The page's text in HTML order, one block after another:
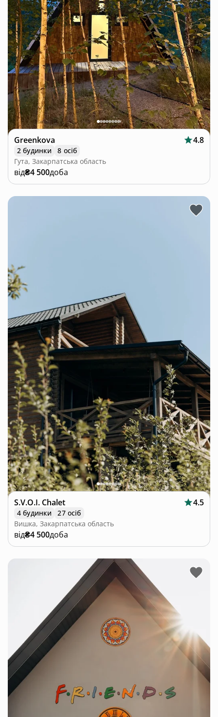
Greenkova 4.8
2 будинки
8 осіб
Гута, Закарпатська область
від₴4 500доба
S.V.O.I. Chalet 4.5
4 будинки
27 осіб
Вишка, Закарпатська область
від₴4 500доба